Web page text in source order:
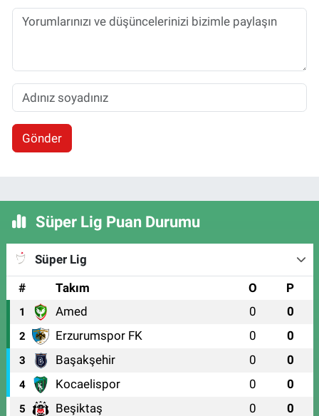
Gönder
Süper Lig Puan Durumu
Süper Lig
#
Takım O P
1 Amed 0 0
2 Erzurumspor FK 0 0
3 Başakşehir 0 0
4 Kocaelispor 0 0
5 Beşiktaş 0 0